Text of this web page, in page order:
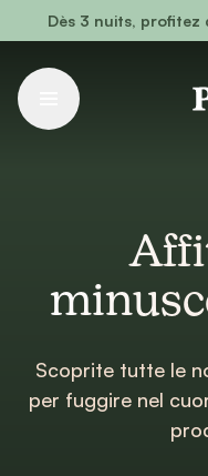
Vai al contenuto
Dès 3 nuits, profitez
Scoprite tutte le
per fuggire nel